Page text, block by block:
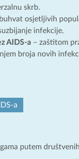
skrb.
osjetljivih
infekcije.
AIDS-a – zaštitom
broja novih
a
putem